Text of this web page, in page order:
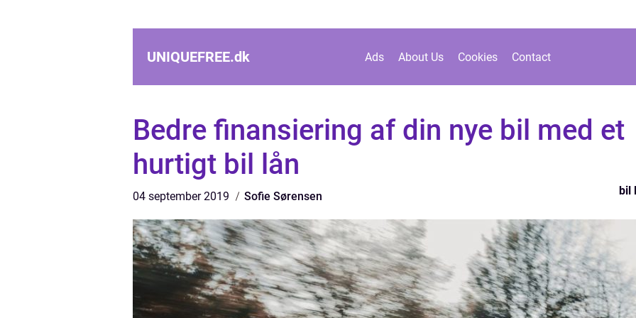
UNIQUEFREE.dk Ads About Us Cookies Contact
Bedre finansiering af din nye bil med et
hurtigt bil lån
04 september 2019 Sofie Sørensen bil